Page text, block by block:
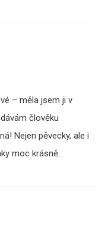
– měla jsem ji v
člověku
Nejen pěvecky, ale i
moc krásně.